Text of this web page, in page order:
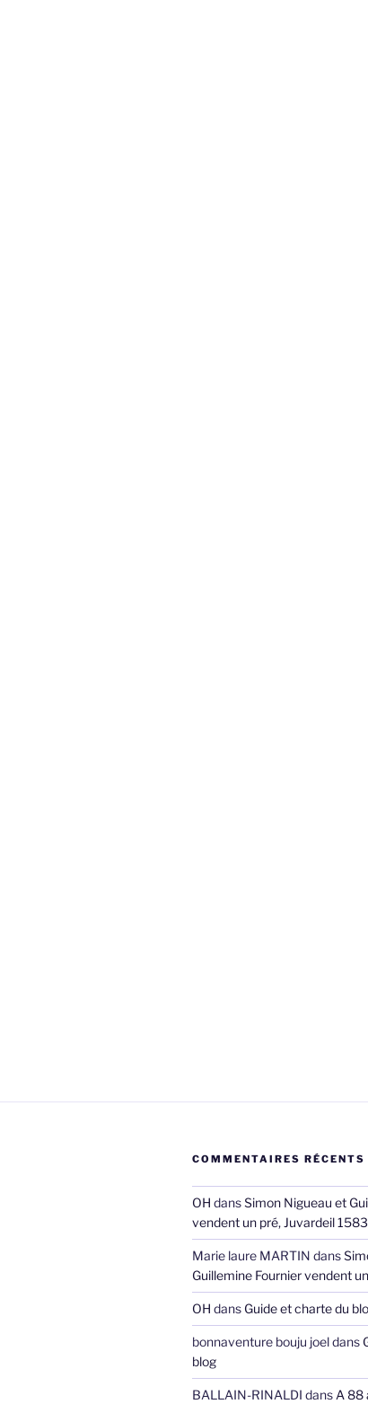
COMMENTAIRES RÉCENTS
OH dansSimon Nigueau et
vendent un pré, Juvardeil 1583
Marie laure MARTIN dans
Guillemine Fournier vendent
OH dans Guide et charte du
bonnaventure bouju joeldans
blog
BALLAIN-RINALDI dans A 88